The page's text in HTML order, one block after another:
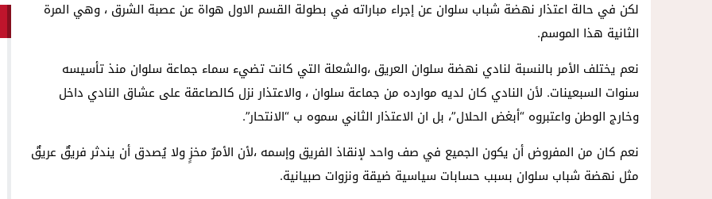
لكن في حالة اعتذار نهضة شباب سلوان عن إجراء مباراته في بطولة القسم الاول هواة عن عصبة الشرق ، وهي المرة
الثانية هذا الموسم.
نعم يختلف الأمر بالنسبة لنادي نهضة سلوان العريق ،والشعلة التي كانت تضيء سماء جماعة سلوان منذ تأسيسه
سنوات السبعينات. لأن النادي كان لديه موارده من جماعة سلوان ، والاعتذار نزل كالصاعقة على عشاق النادي داخل
وخارج الوطن واعتبروه “أبغض الحلال”، بل ان الاعتذار الثاني سموه ب “الانتحار”.
نعم كان من المفروض أن يكون الجميع في صف واحد لإنقاذ الفريق وإسمه ،لأن الأمرٌ مخزٍ ولا يُصدق أن يندثر فريقٌ عريقٌ
مثل نهضة شباب سلوان بسبب حسابات سياسية ضيقة ونزوات صبيانية.